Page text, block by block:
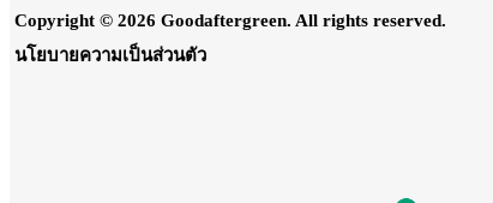
Copyright © 2026 Goodaftergreen. All rights reserved.
นโยบายความเป็นส่วนตัว